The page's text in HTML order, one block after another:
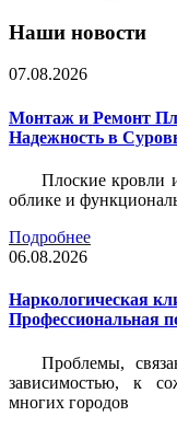
Наши новости
07.08.2026
Монтаж и Ремонт
Надежность в
Плоские кровли
облике и
Подробнее
06.08.2026
Наркологическая
Профессиональная
Проблемы,
зависимостью, к
многих городов